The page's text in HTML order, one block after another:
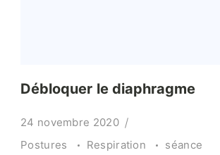
Débloquer le diaphragme
24 novembre 2020
Postures
Respiration séance